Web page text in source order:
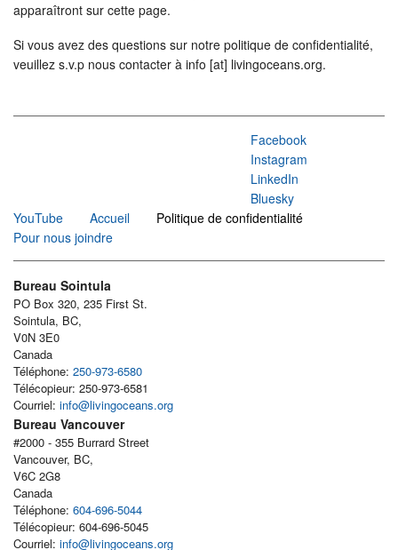
apparaîtront sur cette page.
Si vous avez des questions sur notre politique de confidentialité,
veuillez s.v.p nous contacter à info [at] livingoceans.org.
Facebook
Instagram
LinkedIn
Bluesky
YouTube
Accueil
Politique de confidentialité
Pour nous joindre
Bureau Sointula
PO Box 320, 235 First St.
Sointula, BC,
V0N 3E0
Canada
Téléphone: 250-973-6580
Télécopieur: 250-973-6581
Courriel: info@livingoceans.org
Bureau Vancouver
#2000 - 355 Burrard Street
Vancouver, BC,
V6C 2G8
Canada
Téléphone: 604-696-5044
Télécopieur: 604-696-5045
Courriel: info@livingoceans.org